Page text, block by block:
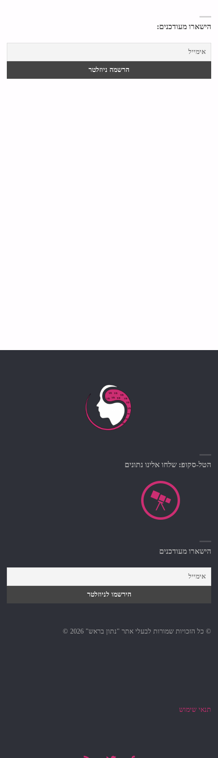
הישארו מעודכנים:
הטל-סקופ: שלחו אלינו נתונים
הישארו מעודכנים
© כל הזכויות שמורות לבעלי אתר "נתון בראש" 2026 ©
תנאי שימוש